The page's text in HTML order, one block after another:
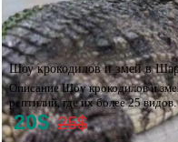
Шоу крокодилов и змей в
Описание Шоу крокодилов и
рептилий, где их более 25
20$ 25$